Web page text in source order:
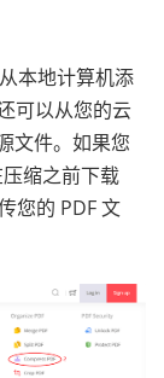
本地计算机添
可以从您的云
文件。如果您
缩之前下载
您的 PDF 文